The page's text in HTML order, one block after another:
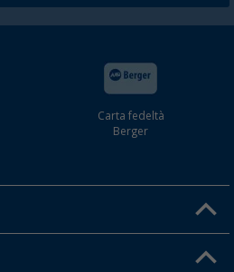
Carta fedeltà
Berger